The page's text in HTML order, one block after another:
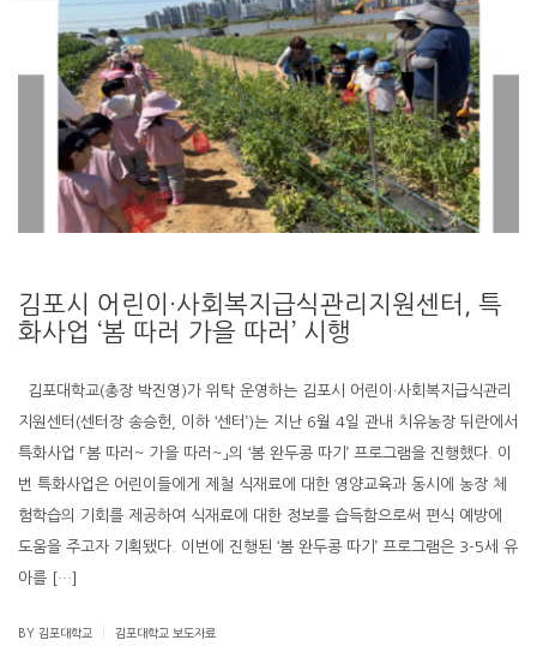
김포시 어린이·사회복지급식관리지원센터, 특
화사업 ‘봄 따러 가을 따러’ 시행
김포대학교(총장 박진영)가 위탁 운영하는 김포시 어린이·사회복지급식관리
지원센터(센터장 송승헌, 이하 ‘센터’)는 지난 6월 4일 관내 치유농장 뒤란에서
특화사업 「봄 따러~ 가을 따러~」의 ‘봄 완두콩 따기’ 프로그램을 진행했다. 이
번 특화사업은 어린이들에게 제철 식재료에 대한 영양교육과 동시에 농장 체
험학습의 기회를 제공하여 식재료에 대한 정보를 습득함으로써 편식 예방에
도움을 주고자 기획됐다. 이번에 진행된 ‘봄 완두콩 따기’ 프로그램은 3-5세 유
아를 […]
BY 김포대학교 김포대학교 보도자료